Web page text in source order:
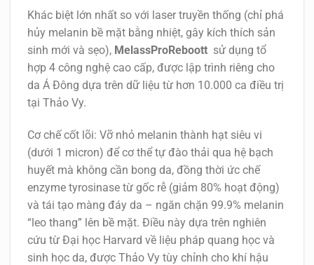
Khác biệt lớn nhất so với laser truyền thống (chỉ phá
hủy melanin bề mặt bằng nhiệt, gây kích thích sản
sinh mới và sẹo), MelassProReboott sử dụng tổ
hợp 4 công nghệ cao cấp, được lập trình riêng cho
da Á Đông dựa trên dữ liệu từ hơn 10.000 ca điều trị
tại Thảo Vy.
Cơ chế cốt lõi: Vỡ nhỏ melanin thành hạt siêu vi
(dưới 1 micron) để cơ thể tự đào thải qua hệ bạch
huyết mà không cần bong da, đồng thời ức chế
enzyme tyrosinase từ gốc rễ (giảm 80% hoạt động)
và tái tạo màng đáy da – ngăn chặn 99.9% melanin
“leo thang” lên bề mặt. Điều này dựa trên nghiên
cứu từ Đại học Harvard về liệu pháp quang học và
sinh học da, được Thảo Vy tùy chỉnh cho khí hậu